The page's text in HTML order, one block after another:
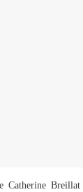
Catherine